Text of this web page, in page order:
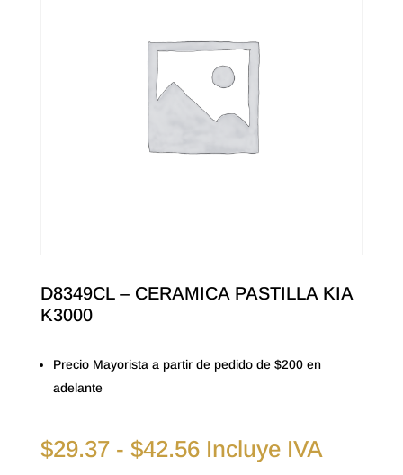
D8349CL – CERAMICA PASTILLA KIA
K3000
Precio Mayorista a partir de pedido de $200 en
adelante
$29.37 - $42.56Rango
Incluye IVA